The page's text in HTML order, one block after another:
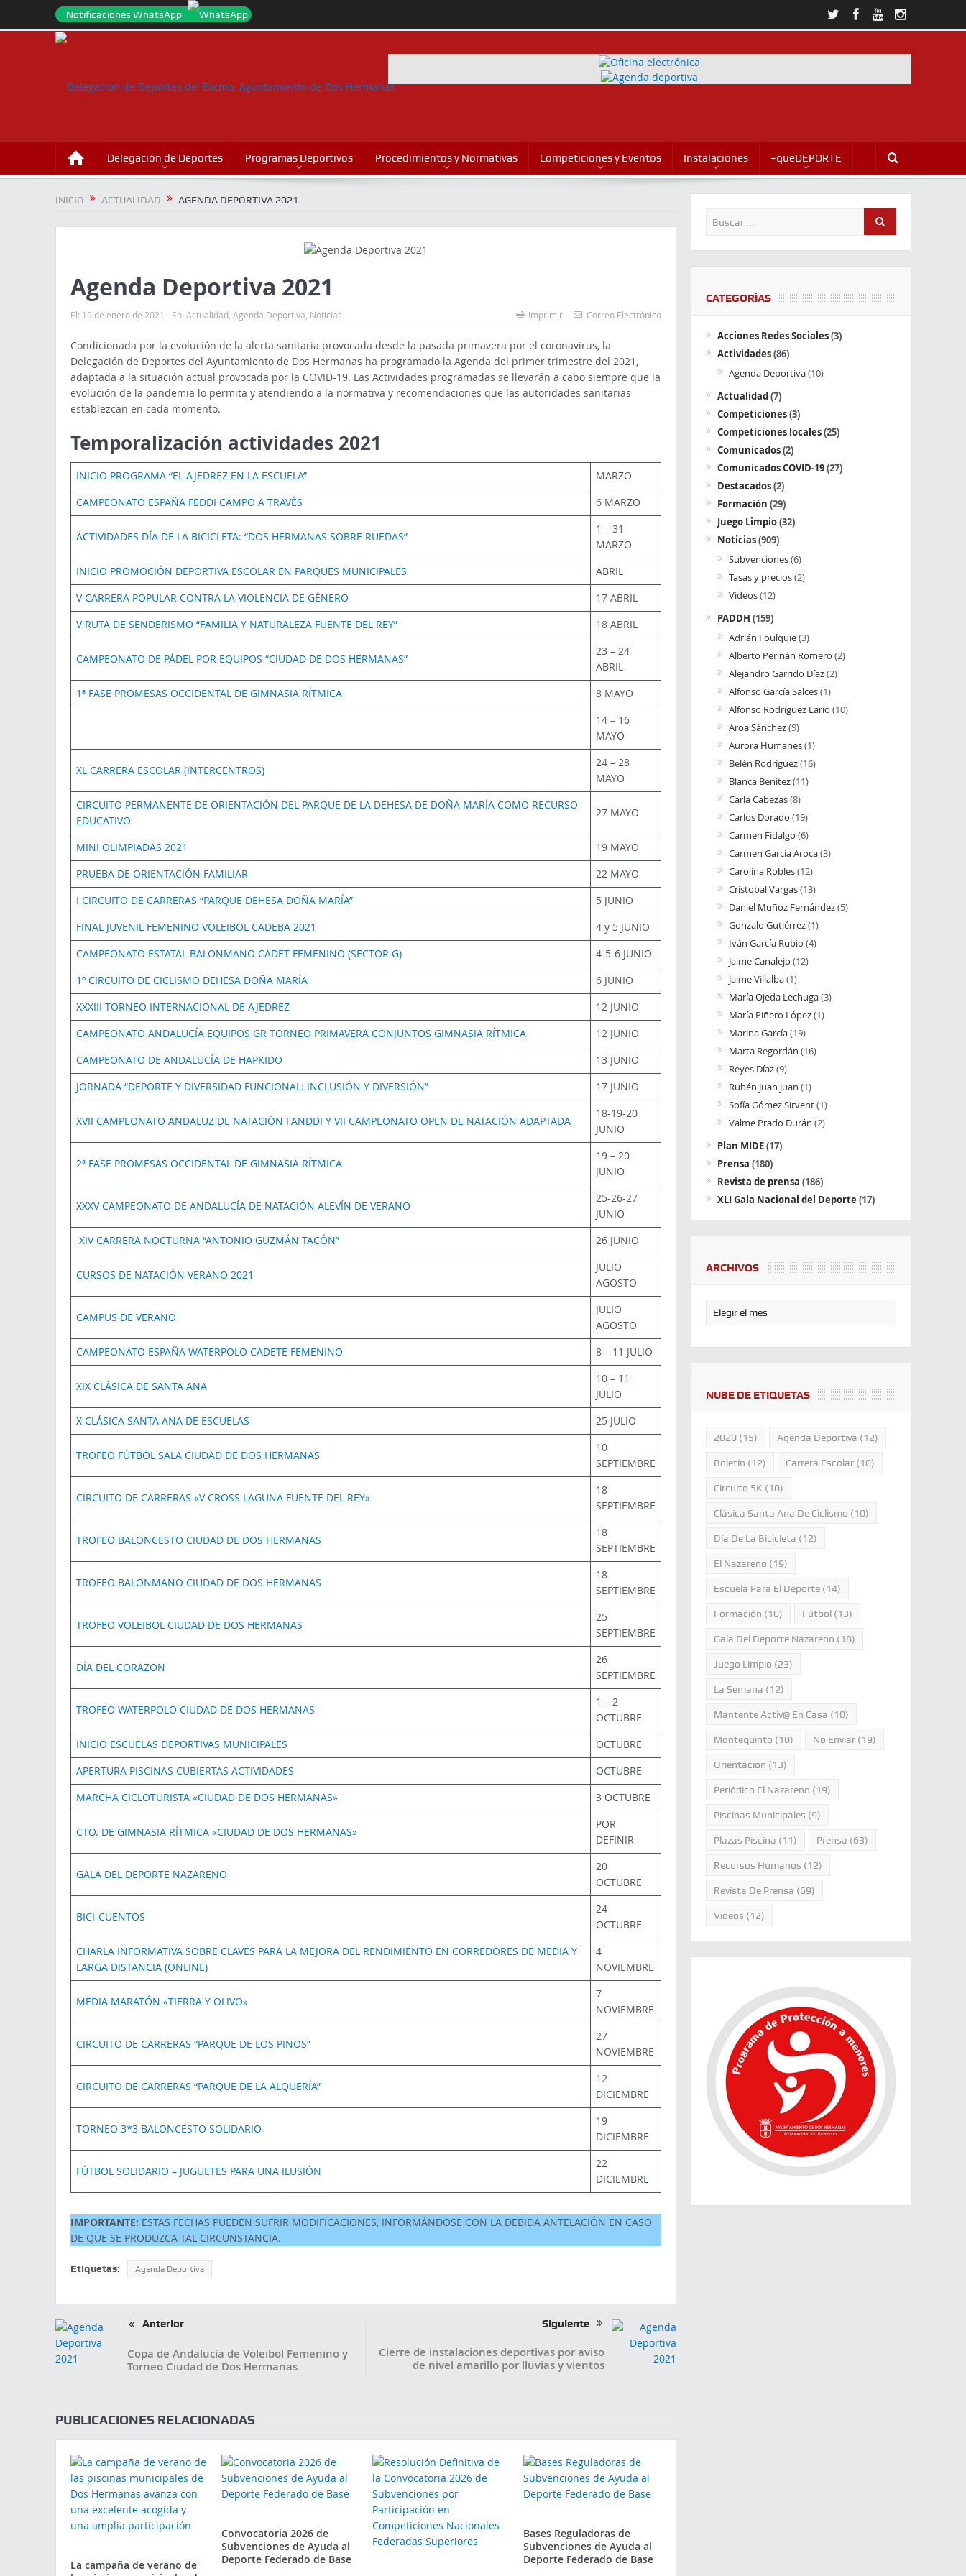
Notificaciones WhatsApp
Delegación de Deportes Programas Deportivos Procedimientos y Normativas Competiciones y Eventos Instalaciones +queDEPORTE
INICIO ACTUALIDAD AGENDA DEPORTIVA 2021
Agenda Deportiva 2021
El: 19 de enero de 2021 En: Actualidad, Agenda Deportiva, Noticias Imprimir Correo Electrónico
Condicionada por la evolución de la alerta sanitaria provocada desde la pasada primavera por el coronavirus, la
Delegación de Deportes del Ayuntamiento de Dos Hermanas ha programado la Agenda del primer trimestre del 2021,
adaptada a la situación actual provocada por la COVID-19. Las Actividades programadas se llevarán a cabo siempre que la
evolución de la pandemia lo permita y atendiendo a la normativa y recomendaciones que las autoridades sanitarias
establezcan en cada momento.
Temporalización actividades 2021
INICIO PROGRAMA “EL AJEDREZ EN LA ESCUELA”
MARZO
CAMPEONATO ESPAÑA FEDDI CAMPO A TRAVÉS
6 MARZO
ACTIVIDADES DÍA DE LA BICICLETA: “DOS HERMANAS SOBRE RUEDAS”
1 – 31
MARZO
INICIO PROMOCIÓN DEPORTIVA ESCOLAR EN PARQUES MUNICIPALES
ABRIL
V CARRERA POPULAR CONTRA LA VIOLENCIA DE GÉNERO
17 ABRIL
V RUTA DE SENDERISMO “FAMILIA Y NATURALEZA FUENTE DEL REY”
18 ABRIL
CAMPEONATO DE PÁDEL POR EQUIPOS “CIUDAD DE DOS HERMANAS”
23 – 24
ABRIL
1ª FASE PROMESAS OCCIDENTAL DE GIMNASIA RÍTMICA
8 MAYO
14 – 16
MAYO
XL CARRERA ESCOLAR (INTERCENTROS)
24 – 28
MAYO
CIRCUITO PERMANENTE DE ORIENTACIÓN DEL PARQUE DE LA DEHESA DE DOÑA MARÍA COMO RECURSO
EDUCATIVO
27 MAYO
MINI OLIMPIADAS 2021
19 MAYO
PRUEBA DE ORIENTACIÓN FAMILIAR
22 MAYO
I CIRCUITO DE CARRERAS “PARQUE DEHESA DOÑA MARÍA”
5 JUNIO
FINAL JUVENIL FEMENINO VOLEIBOL CADEBA 2021
4 y 5 JUNIO
CAMPEONATO ESTATAL BALONMANO CADET FEMENINO (SECTOR G)
4-5-6 JUNIO
1º CIRCUITO DE CICLISMO DEHESA DOÑA MARÍA
6 JUNIO
XXXIII TORNEO INTERNACIONAL DE AJEDREZ
12 JUNIO
CAMPEONATO ANDALUCÍA EQUIPOS GR TORNEO PRIMAVERA CONJUNTOS GIMNASIA RÍTMICA
12 JUNIO
CAMPEONATO DE ANDALUCÍA DE HAPKIDO
13 JUNIO
JORNADA “DEPORTE Y DIVERSIDAD FUNCIONAL: INCLUSIÓN Y DIVERSIÓN”
17 JUNIO
XVII CAMPEONATO ANDALUZ DE NATACIÓN FANDDI Y VII CAMPEONATO OPEN DE NATACIÓN ADAPTADA
18-19-20
JUNIO
2ª FASE PROMESAS OCCIDENTAL DE GIMNASIA RÍTMICA
19 – 20
JUNIO
XXXV CAMPEONATO DE ANDALUCÍA DE NATACIÓN ALEVÍN DE VERANO
25-26-27
JUNIO
XIV CARRERA NOCTURNA “ANTONIO GUZMÁN TACÓN”
26 JUNIO
CURSOS DE NATACIÓN VERANO 2021
JULIO
AGOSTO
CAMPUS DE VERANO
JULIO
AGOSTO
CAMPEONATO ESPAÑA WATERPOLO CADETE FEMENINO
8 – 11 JULIO
XIX CLÁSICA DE SANTA ANA
10 – 11
JULIO
X CLÁSICA SANTA ANA DE ESCUELAS
25 JULIO
TROFEO FÚTBOL SALA CIUDAD DE DOS HERMANAS
10
SEPTIEMBRE
CIRCUITO DE CARRERAS «V CROSS LAGUNA FUENTE DEL REY»
18
SEPTIEMBRE
TROFEO BALONCESTO CIUDAD DE DOS HERMANAS
18
SEPTIEMBRE
TROFEO BALONMANO CIUDAD DE DOS HERMANAS
18
SEPTIEMBRE
TROFEO VOLEIBOL CIUDAD DE DOS HERMANAS
25
SEPTIEMBRE
DÍA DEL CORAZON
26
SEPTIEMBRE
TROFEO WATERPOLO CIUDAD DE DOS HERMANAS
1 – 2
OCTUBRE
INICIO ESCUELAS DEPORTIVAS MUNICIPALES
OCTUBRE
APERTURA PISCINAS CUBIERTAS ACTIVIDADES
OCTUBRE
MARCHA CICLOTURISTA «CIUDAD DE DOS HERMANAS»
3 OCTUBRE
CTO. DE GIMNASIA RÍTMICA «CIUDAD DE DOS HERMANAS»
POR
DEFINIR
GALA DEL DEPORTE NAZARENO
20
OCTUBRE
BICI-CUENTOS
24
OCTUBRE
CHARLA INFORMATIVA SOBRE CLAVES PARA LA MEJORA DEL RENDIMIENTO EN CORREDORES DE MEDIA Y
LARGA DISTANCIA (ONLINE)
4
NOVIEMBRE
MEDIA MARATÓN «TIERRA Y OLIVO»
7
NOVIEMBRE
CIRCUITO DE CARRERAS “PARQUE DE LOS PINOS”
27
NOVIEMBRE
CIRCUITO DE CARRERAS “PARQUE DE LA ALQUERÍA”
12
DICIEMBRE
TORNEO 3*3 BALONCESTO SOLIDARIO
19
DICIEMBRE
FÚTBOL SOLIDARIO – JUGUETES PARA UNA ILUSIÓN
22
DICIEMBRE
IMPORTANTE: ESTAS FECHAS PUEDEN SUFRIR MODIFICACIONES, INFORMÁNDOSE CON LA DEBIDA ANTELACIÓN EN CASO
DE QUE SE PRODUZCA TAL CIRCUNSTANCIA.
Etiquetas: Agenda Deportiva
Anterior
Copa de Andalucía de Voleibol Femenino y
Torneo Ciudad de Dos Hermanas
Siguiente
Cierre de instalaciones deportivas por aviso
de nivel amarillo por lluvias y vientos
PUBLICACIONES RELACIONADAS
La campaña de verano de
Convocatoria 2026 de
Subvenciones de Ayuda al
Deporte Federado de Base
Bases Reguladoras de
Subvenciones de Ayuda al
Deporte Federado de Base
CATEGORÍAS
Acciones Redes Sociales(3)
Actividades(86)
Agenda Deportiva(10)
Actualidad(7)
Competiciones(3)
Competiciones locales(25)
Comunicados(2)
Comunicados COVID-19(27)
Destacados(2)
Formación (29)
Juego Limpio(32)
Noticias(909)
Subvenciones(6)
Tasas y precios(2)
Videos(12)
PADDH (159)
Adrián Foulquie(3)
Alberto Periñán Romero (2)
Alejandro Garrido Díaz(2)
Alfonso García Salces(1)
Alfonso Rodríguez Lario (10)
Aroa Sánchez(9)
Aurora Humanes(1)
Belén Rodríguez(16)
Blanca Benítez(11)
Carla Cabezas(8)
Carlos Dorado (19)
Carmen Fidalgo (6)
Carmen García Aroca(3)
Carolina Robles(12)
Cristobal Vargas(13)
Daniel Muñoz Fernández(5)
Gonzalo Gutiérrez(1)
Iván García Rubio (4)
Jaime Canalejo (12)
Jaime Villalba(1)
María Ojeda Lechuga(3)
María Piñero López(1)
Marina García(19)
Marta Regordán (16)
Reyes Díaz(9)
Rubén Juan Juan (1)
Sofía Gómez Sirvent(1)
Valme Prado Durán (2)
Plan MIDE(17)
Prensa (180)
Revista de prensa (186)
XLI Gala Nacional del Deporte (17)
ARCHIVOS
NUBE DE ETIQUETAS
2020(15) Agenda Deportiva (12)
Boletín (12) Carrera Escolar(10)
Circuito 5K (10)
Clásica Santa Ana De Ciclismo (10)
Día De La Bicicleta (12)
El Nazareno (19)
Escuela Para El Deporte(14)
Formación (10) Fútbol(13)
Gala Del Deporte Nazareno (18)
Juego Limpio (23)
La Semana (12)
Mantente Activ@ En Casa (10)
Montequinto (10) No Enviar(19)
Orientación (13)
Periódico El Nazareno (19)
Piscinas Municipales (9)
Plazas Piscina (11) Prensa (63)
Recursos Humanos (12)
Revista De Prensa (69)
Videos (12)